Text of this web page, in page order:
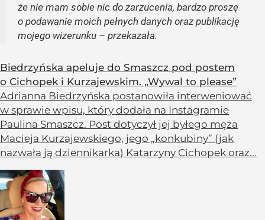
że nie mam sobie nic do zarzucenia, bardzo proszę
o podawanie moich pełnych danych oraz publikację
mojego wizerunku – przekazała.
Biedrzyńska apeluje do Smaszcz pod postem
o Cichopek i Kurzajewskim. „Wywal to please”
Adrianna Biedrzyńska postanowiła interweniować
w sprawie wpisu, który dodała na Instagramie
Paulina Smaszcz. Post dotyczył jej byłego męża
Macieja Kurzajewskiego, jego „konkubiny” (jak
nazwała ją dziennikarka) Katarzyny Cichopek oraz...